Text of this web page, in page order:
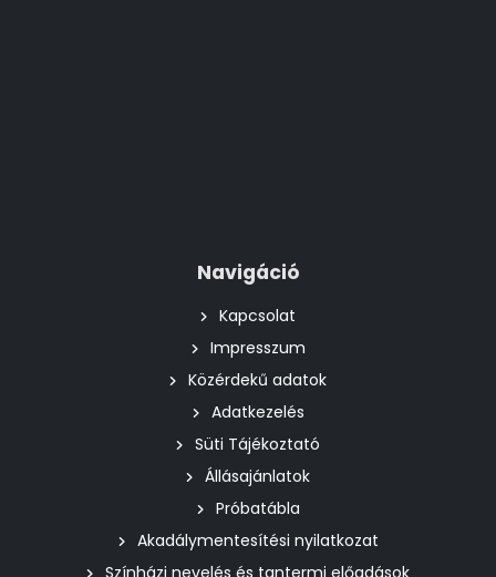
Navigáció
Kapcsolat
Impresszum
Közérdekű adatok
Adatkezelés
Süti Tájékoztató
Állásajánlatok
Próbatábla
Akadálymentesítési nyilatkozat
Színházi nevelés és tantermi előadások